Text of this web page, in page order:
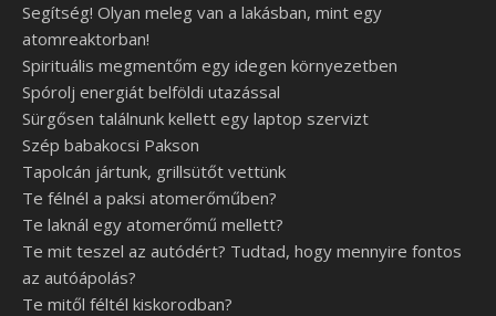
Segítség! Olyan meleg van a lakásban, mint egy
atomreaktorban!
Spirituális megmentőm egy idegen környezetben
Spórolj energiát belföldi utazással
Sürgősen találnunk kellett egy laptop szervizt
Szép babakocsi Pakson
Tapolcán jártunk, grillsütőt vettünk
Te félnél a paksi atomerőműben?
Te laknál egy atomerőmű mellett?
Te mit teszel az autódért? Tudtad, hogy mennyire fontos
az autóápolás?
Te mitől féltél kiskorodban?